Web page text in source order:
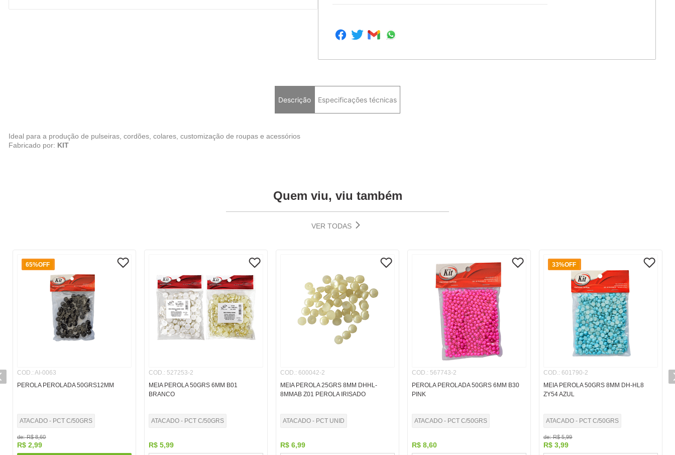
Descrição Especificações técnicas
Ideal para a produção de pulseiras, cordões, colares, customização de roupas e acessórios
Fabricado por: KIT
Quem viu, viu também
VER TODAS
65%OFF
COD.: AI-0063
PEROLA PEROLADA 50GRS12MM
ATACADO - PCT C/50GRS
de:R$ 8,60
R$ 2,99
COD.: 527253-2
MEIA PEROLA 50GRS 6MM B01
BRANCO
ATACADO - PCT C/50GRS
R$ 5,99
COD.: 600042-2
MEIA PEROLA 25GRS 8MM DHHL-
8MMAB Z01 PEROLA IRISADO
ATACADO - PCT UNID
R$ 6,99
COD.: 567743-2
PEROLA PEROLADA 50GRS 6MM B30
PINK
ATACADO - PCT C/50GRS
R$ 8,60
33%OFF
COD.: 601790-2
MEIA PEROLA 50GRS 8MM DH-HL8
ZY54 AZUL
ATACADO - PCT C/50GRS
de:R$ 5,99
R$ 3,99